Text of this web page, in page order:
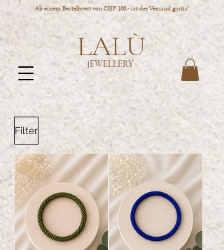
Ab einem Bestellwert von CHF 100,- ist der Versand gratis!
LALÙ
JEWELLERY
Filter